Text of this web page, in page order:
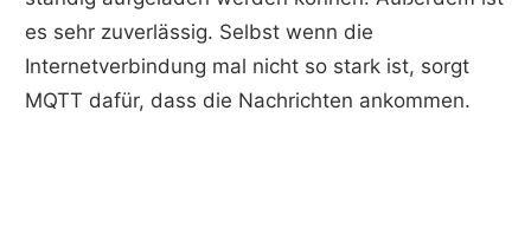
es sehr zuverlässig. Selbst wenn die
Internetverbindung mal nicht so stark ist, sorgt
MQTT dafür, dass die Nachrichten ankommen.